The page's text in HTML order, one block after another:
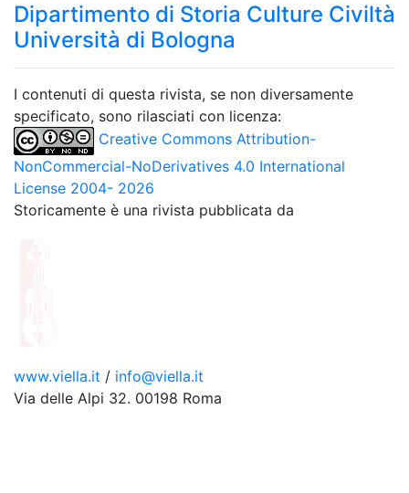
Dipartimento di Storia Culture Civiltà
Università di Bologna
I contenuti di questa rivista, se non diversamente
specificato, sono rilasciati con licenza:
Creative Commons Attribution-
NonCommercial-NoDerivatives 4.0 International
License 2004- 2026
Storicamente è una rivista pubblicata da
www.viella.it / info@viella.it
Via delle Alpi 32. 00198 Roma